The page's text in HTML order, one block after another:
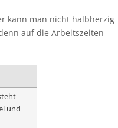
kann man nicht halbherzig
auf die Arbeitszeiten
und